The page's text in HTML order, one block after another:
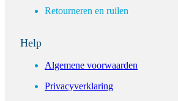
Retourneren en ruilen
Help
Algemene voorwaarden
Privacyverklaring